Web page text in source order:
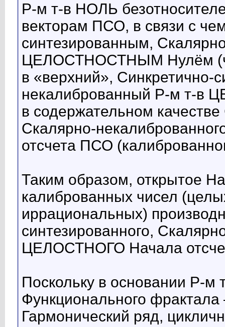
Р-м т-в НОЛЬ
векторам ПСО, в связи с
синтезированным,
ЦЕЛОСТНОСТНЫМ Нулём
в «верхний», Синкретично-
некалиброванный Р-м т-в
в содержательном
Скалярно-
отсчета ПСО
Таким образом, открытое
калиброванных чисел
иррациональных)
синтезированного,
ЦЕЛОСТНОГО Начала
Поскольку в основании Р-
Функционального
Гармонический ряд,